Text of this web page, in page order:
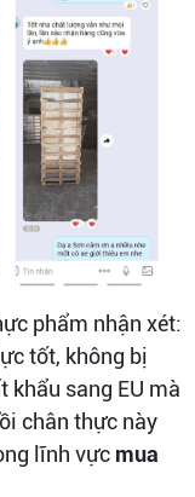
phẩm nhận xét:
tốt, không bị
khẩu sang EU mà
chân thực này
lĩnh vực mua